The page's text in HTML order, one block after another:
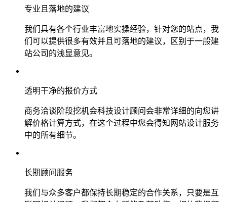
专业且落地的建议
我们具有各个行业丰富地实操经验，针对您的站点，我
们可以提供很多有效并且可落地的建议，区别于一般建
站公司的浅显意见。
透明干净的报价方式
商务洽谈阶段挖机会科技设计顾问会非常详细的向您讲
解价格计算方式，在这个过程中您会得知网站设计服务
中的所有细节。
长期顾问服务
我们与众多客户都保持长期稳定的合作关系，只要是互